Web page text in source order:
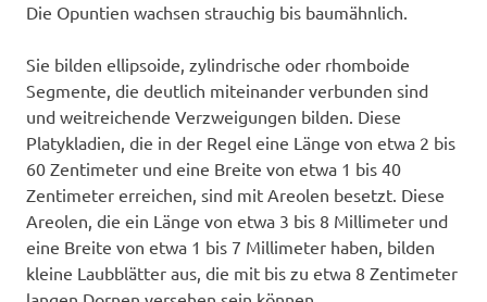
Die Opuntien wachsen strauchig bis baumähnlich.
Sie bilden ellipsoide, zylindrische oder rhomboide
Segmente, die deutlich miteinander verbunden sind
und weitreichende Verzweigungen bilden. Diese
Platykladien, die in der Regel eine Länge von etwa 2 bis
60 Zentimeter und eine Breite von etwa 1 bis 40
Zentimeter erreichen, sind mit Areolen besetzt. Diese
Areolen, die ein Länge von etwa 3 bis 8 Millimeter und
eine Breite von etwa 1 bis 7 Millimeter haben, bilden
kleine Laubblätter aus, die mit bis zu etwa 8 Zentimeter